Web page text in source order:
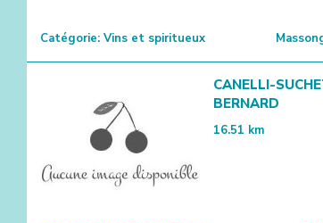
Catégorie: Vins et spiritueux
CANELLI-
BERNARD
16.51 km